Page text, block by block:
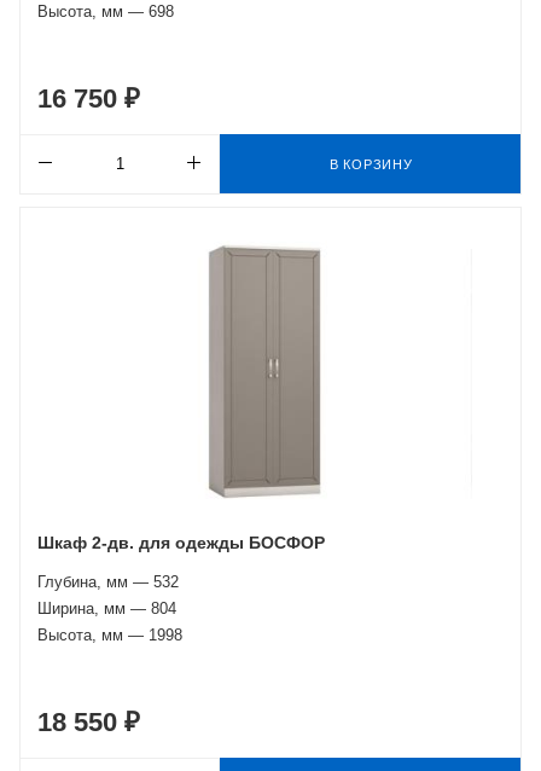
Высота, мм — 698
16 750 ₽
В КОРЗИНУ
Шкаф 2-дв. для одежды БОСФОР
Глубина, мм — 532
Ширина, мм — 804
Высота, мм — 1998
18 550 ₽